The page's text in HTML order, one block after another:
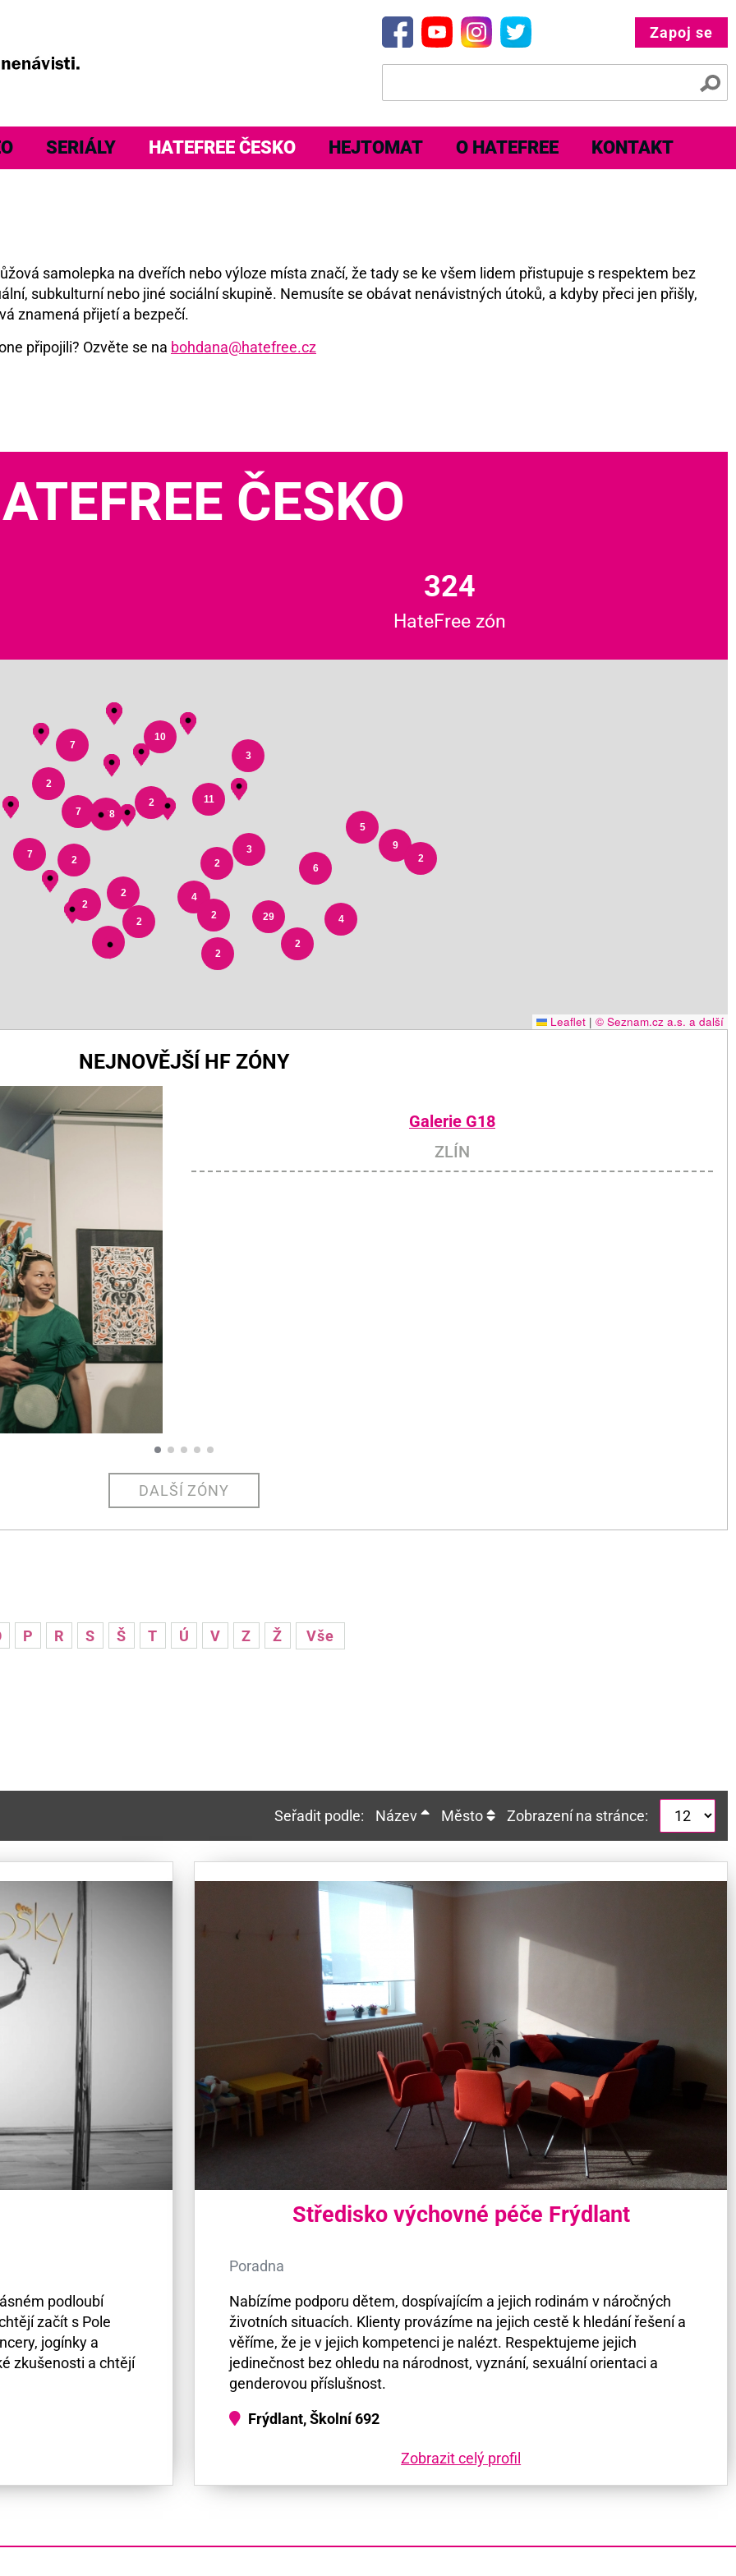
SERIÁLY HATEFREE ČESKO HEJTOMAT O HATEFREE KONTAKT
Zapoj se
samolepka na dveřích nebo výloze místa značí, že tady se ke všem lidem přistupuje s respektem bez
subkulturní nebo jiné sociální skupině. Nemusíte se obávat nenávistných útoků, a kdyby přeci jen přišly,
znamená přijetí a bezpečí.
připojili? Ozvěte se na bohdana@hatefree.cz
ČESKO
324
HateFree zón
2
2
5
9
2
6
4
2
2
4
2
29
3
3
10
11
2
7
7
2
2
3
2
2
7 178
Leaflet | © Seznam.cz a.s. a další
NEJNOVĚJŠÍ HF ZÓNY
Galerie G18
ZLÍN
DALŠÍ ZÓNY
P R S Š T Ú V Z Ž Vše
Seřadit podle: Název Město Zobrazení na stránce:
podloubí
začít s Pole
jogínky a
zkušenosti a chtějí
Středisko výchovné péče Frýdlant
Poradna
Nabízíme podporu dětem, dospívajícím a jejich rodinám v náročných
životních situacích. Klienty provázíme na jejich cestě k hledání řešení a
věříme, že je v jejich kompetenci je nalézt. Respektujeme jejich
jedinečnost bez ohledu na národnost, vyznání, sexuální orientaci a
genderovou příslušnost.
Frýdlant, Školní 692
Zobrazit celý profil